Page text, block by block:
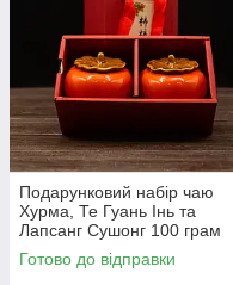
Подарунковий набір чаю
Хурма, Те Гуань Інь та
Лапсанг Сушонг 100 грам
Готово до відправки